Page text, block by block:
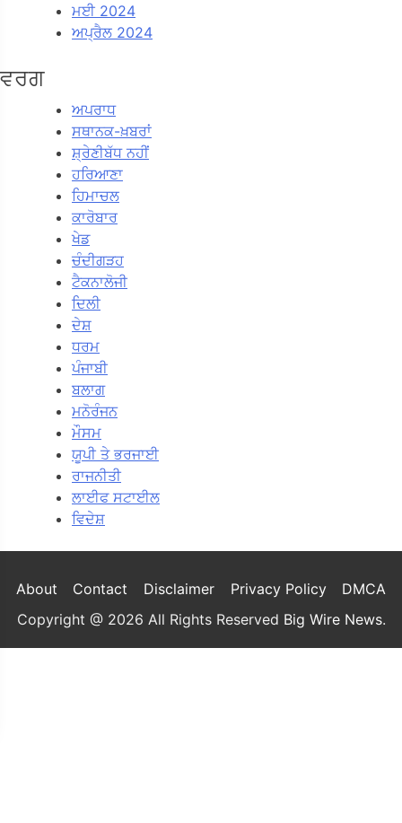
ਮਈ 2024
ਅਪ੍ਰੈਲ 2024
ਵਰਗ
ਅਪਰਾਧ
ਸਥਾਨਕ-ਖ਼ਬਰਾਂ
ਸ਼੍ਰੇਣੀਬੱਧ ਨਹੀਂ
ਹਰਿਆਣਾ
ਹਿਮਾਚਲ
ਕਾਰੋਬਾਰ
ਖੇਡ
ਚੰਦੀਗੜਹ
ਟੈਕਨਾਲੋਜੀ
ਦਿਲੀ
ਦੇਸ਼
ਧਰਮ
ਪੰਜਾਬੀ
ਬਲਾਗ
ਮਨੋਰੰਜਨ
ਮੌਸਮ
ਯੂਪੀ ਤੇ ਭਰਜਾਈ
ਰਾਜਨੀਤੀ
ਲਾਈਫ ਸਟਾਈਲ
ਵਿਦੇਸ਼
About Contact Disclaimer Privacy Policy
DMCA
Copyright @ 2026 All Rights Reserved Big Wire News.